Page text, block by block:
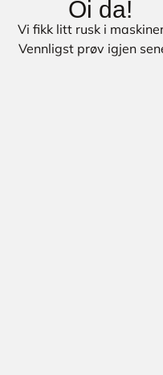
Oi da!
Vi fikk litt rusk i
Vennligst prøv igjen